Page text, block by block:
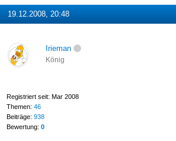
19.12.2008, 20:48
Irieman
König
Registriert seit: Mar 2008
Themen: 46
Beiträge: 938
Bewertung: 0